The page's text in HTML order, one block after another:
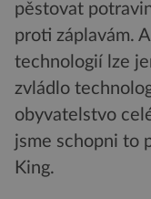
pěstovat
proti záplavám.
technologií lze
zvládlo
obyvatelstvo
jsme schopni to
King.